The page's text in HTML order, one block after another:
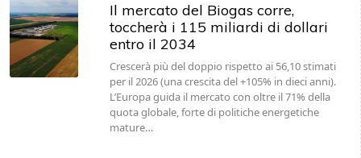
Il mercato del Biogas corre,
toccherà i 115 miliardi di dollari
entro il 2034
Crescerà più del doppio rispetto ai 56,10 stimati
per il 2026 (una crescita del +105% in dieci anni).
L’Europa guida il mercato con oltre il 71% della
quota globale, forte di politiche energetiche
mature…